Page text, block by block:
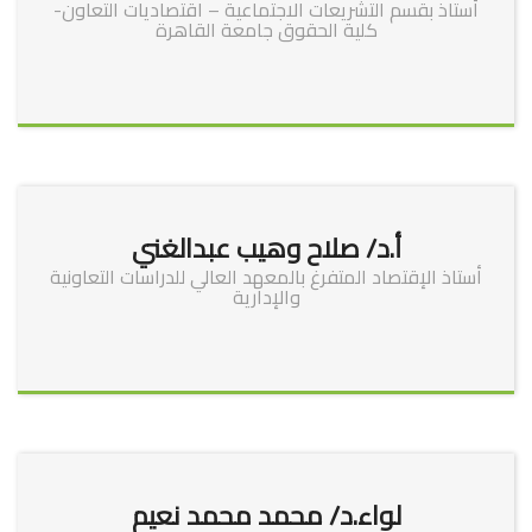
أستاذ بقسم التشريعات الاجتماعية – اقتصاديات التعاون-
كلية الحقوق جامعة القاهرة
أ.د/ صلاح وهيب عبدالغني
أستاذ الإقتصاد المتفرغ بالمعهد العالي للدراسات التعاونية
والإدارية
لواء.د/ محمد محمد نعيم